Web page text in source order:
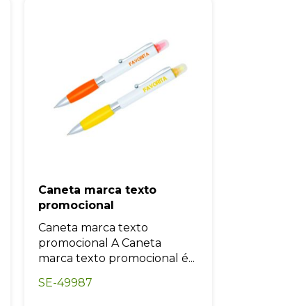
Caneta marca texto
promocional
Caneta marca texto
promocional A Caneta
marca texto promocional é...
SE-49987